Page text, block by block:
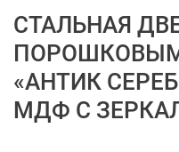
СТАЛЬНАЯ
«АНТИК
МДФ С